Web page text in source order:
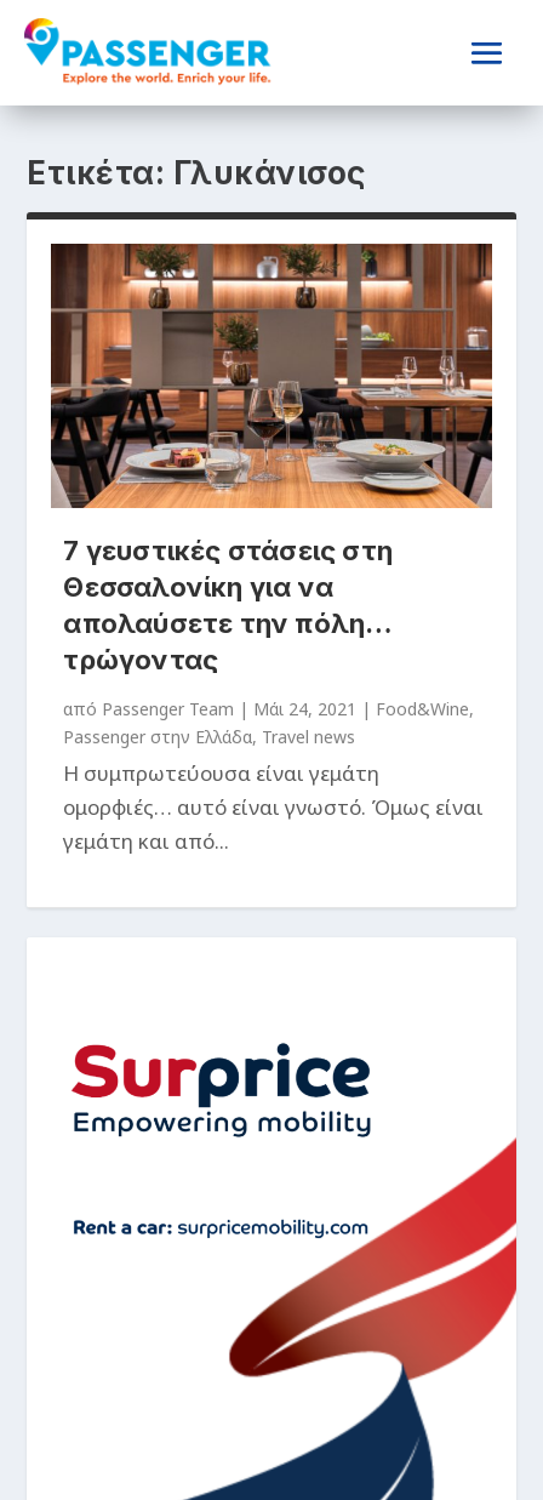
Ετικέτα: Γλυκάνισος
7 γευστικές στάσεις στη
Θεσσαλονίκη για να
απολαύσετε την πόλη…
τρώγοντας
από Passenger Team | Μάι 24, 2021 | Food&Wine,
Passenger στην Ελλάδα, Travel news
Η συμπρωτεύουσα είναι γεμάτη
ομορφιές… αυτό είναι γνωστό. Όμως είναι
γεμάτη και από...